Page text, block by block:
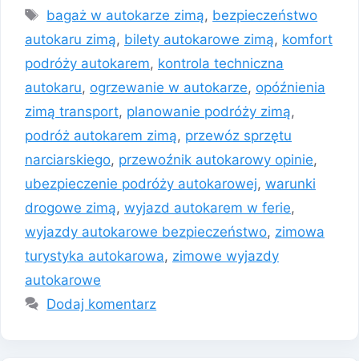
Tagi
bagaż w autokarze zimą, bezpieczeństwo
autokaru zimą, bilety autokarowe zimą, komfort
podróży autokarem, kontrola techniczna
autokaru, ogrzewanie w autokarze, opóźnienia
zimą transport, planowanie podróży zimą,
podróż autokarem zimą, przewóz sprzętu
narciarskiego, przewoźnik autokarowy opinie,
ubezpieczenie podróży autokarowej, warunki
drogowe zimą, wyjazd autokarem w ferie,
wyjazdy autokarowe bezpieczeństwo, zimowa
turystyka autokarowa, zimowe wyjazdy
autokarowe
Dodaj komentarz